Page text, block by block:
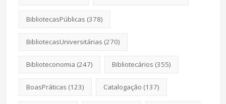
BibliotecasPúblicas (378)
BibliotecasUniversitárias (270)
Biblioteconomia (247) Bibliotecários (355)
BoasPráticas (123) Catalogação (137)